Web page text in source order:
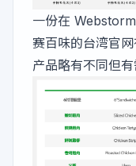
一份在
赛百味的台湾官网
产品略有不同但有